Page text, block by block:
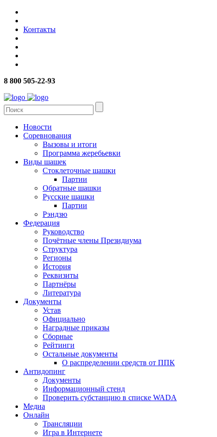
Контакты
8 800 505-22-93
Новости
Соревнования
Вызовы и итоги
Программа жеребьевки
Виды шашек
Стоклеточные шашки
Партии
Обратные шашки
Русские шашки
Партии
Рэндзю
Федерация
Руководство
Почётные члены Президиума
Структура
Регионы
История
Реквизиты
Партнёры
Литература
Документы
Устав
Официально
Наградные приказы
Сборные
Рейтинги
Остальные документы
О распределении средств от ППК
Антидопинг
Документы
Информационный стенд
Проверить субстанцию в списке WADA
Медиа
Онлайн
Трансляции
Игра в Интернете